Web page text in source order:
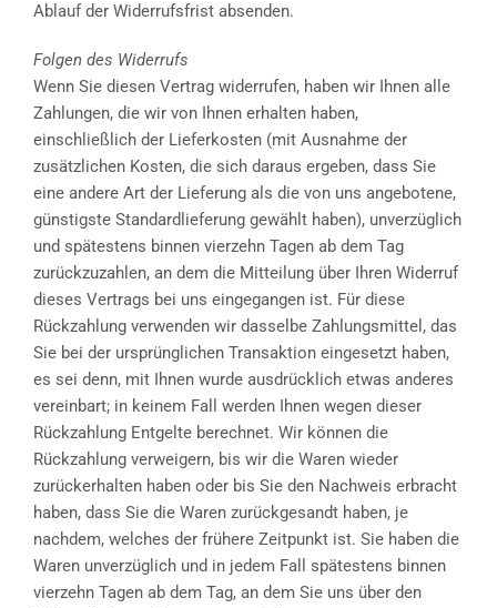
Ablauf der Widerrufsfrist absenden.
Folgen des Widerrufs
Wenn Sie diesen Vertrag widerrufen, haben wir Ihnen alle
Zahlungen, die wir von Ihnen erhalten haben,
einschließlich der Lieferkosten (mit Ausnahme der
zusätzlichen Kosten, die sich daraus ergeben, dass Sie
eine andere Art der Lieferung als die von uns angebotene,
günstigste Standardlieferung gewählt haben), unverzüglich
und spätestens binnen vierzehn Tagen ab dem Tag
zurückzuzahlen, an dem die Mitteilung über Ihren Widerruf
dieses Vertrags bei uns eingegangen ist. Für diese
Rückzahlung verwenden wir dasselbe Zahlungsmittel, das
Sie bei der ursprünglichen Transaktion eingesetzt haben,
es sei denn, mit Ihnen wurde ausdrücklich etwas anderes
vereinbart; in keinem Fall werden Ihnen wegen dieser
Rückzahlung Entgelte berechnet. Wir können die
Rückzahlung verweigern, bis wir die Waren wieder
zurückerhalten haben oder bis Sie den Nachweis erbracht
haben, dass Sie die Waren zurückgesandt haben, je
nachdem, welches der frühere Zeitpunkt ist. Sie haben die
Waren unverzüglich und in jedem Fall spätestens binnen
vierzehn Tagen ab dem Tag, an dem Sie uns über den